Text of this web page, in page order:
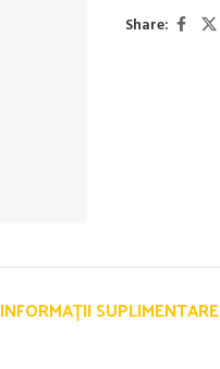
Share:
INFORMAȚII SUPLIMENTARE